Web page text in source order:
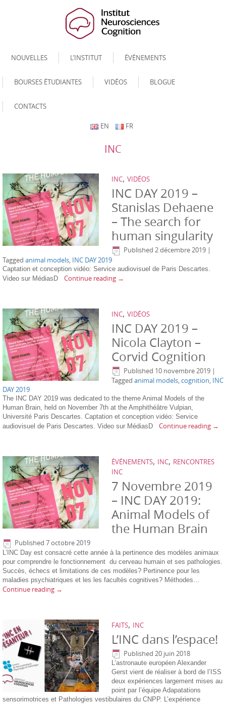
NOUVELLES L’INSTITUT ÉVÉNEMENTS
BOURSES ÉTUDIANTES VIDÉOS BLOGUE
CONTACTS
EN FR
INC
INC, VIDÉOS
INC DAY 2019 –
Stanislas Dehaene
– The search for
human singularity
Published 2 décembre 2019 |
Tagged animal models INC DAY 2019
Captation et conception vidéo: Service audiovisuel de Paris Descartes.
Video sur MédiasD Continue reading →
INC, VIDÉOS
INC DAY 2019 –
Nicola Clayton –
Corvid Cognition
Published 10 novembre 2019 |
Tagged animal models,cognition, INC
DAY 2019
The INC DAY 2019 was dedicated to the theme Animal Models of the
Human Brain, held on November 7th at the Amphithéâtre Vulpian,
Université Paris Descartes. Captation et conception vidéo: Service
audiovisuel de Paris Descartes. Video sur MédiasD Continue reading →
ÉVÉNEMENTS, INC, RENCONTRES
INC
7 Novembre 2019
– INC DAY 2019:
Animal Models of
the Human Brain
Published 7 octobre 2019
L’INC Day est consacré cette année à la pertinence des modèles animaux
pour comprendre le fonctionnement du cerveau humain et ses pathologies.
Succès, échecs et limitations de ces modèles? Pertinence pour les
maladies psychiatriques et les les facultés cognitives? Méthodes…
Continue reading →
FAITS, INC
L’INC dans l’espace!
Published 20 juin 2018
L’astronaute européen Alexander
Gerst vient de réaliser à bord de l’ISS
deux expériences largement mises au
point par l’équipe Adapatations
sensorimotrices et Pathologies vestibulaires du CNPP. L’expérience